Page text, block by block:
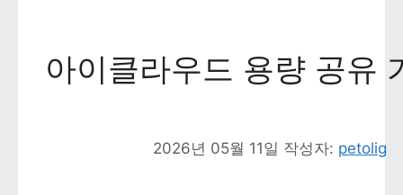
아이클라우드 용량 공유
2026년 05월 11일 작성자: petolig